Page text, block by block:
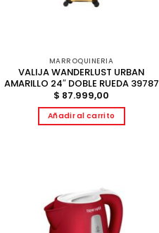
MARROQUINERIA
VALIJA WANDERLUST URBAN
AMARILLO 24″ DOBLE RUEDA 39787
$ 87.999,00
Añadir al carrito